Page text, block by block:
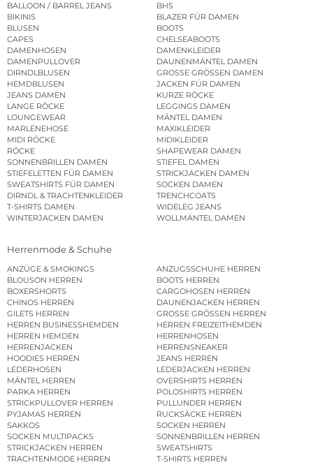
BALLOON / BARREL JEANS
BHS
BIKINIS
BLAZER FÜR DAMEN
BLUSEN
BOOTS
CAPES
CHELSEABOOTS
DAMENHOSEN
DAMENKLEIDER
DAMENPULLOVER
DAUNENMÄNTEL DAMEN
DIRNDLBLUSEN
GROSSE GRÖSSEN DAMEN
HEMDBLUSEN
JACKEN FÜR DAMEN
JEANS DAMEN
KURZE RÖCKE
LANGE RÖCKE
LEGGINGS DAMEN
LOUNGEWEAR
MÄNTEL DAMEN
MARLENEHOSE
MAXIKLEIDER
MIDI RÖCKE
MIDIKLEIDER
RÖCKE
SHAPEWEAR DAMEN
SONNENBRILLEN DAMEN
STIEFEL DAMEN
STIEFELETTEN FÜR DAMEN
STRICKJACKEN DAMEN
SWEATSHIRTS FÜR DAMEN
SOCKEN DAMEN
DIRNDL & TRACHTENKLEIDER
TRENCHCOATS
T-SHIRTS DAMEN
WIDELEG JEANS
WINTERJACKEN DAMEN
WOLLMÄNTEL DAMEN
Herrenmode & Schuhe
ANZÜGE & SMOKINGS
ANZUGSSCHUHE HERREN
BLOUSON HERREN
BOOTS HERREN
BOXERSHORTS
CARGOHOSEN HERREN
CHINOS HERREN
DAUNENJACKEN HERREN
GILETS HERREN
GROSSE GRÖSSEN HERREN
HERREN BUSINESSHEMDEN
HERREN FREIZEITHEMDEN
HERREN HEMDEN
HERRENHOSEN
HERRENJACKEN
HERRENSNEAKER
HOODIES HERREN
JEANS HERREN
LEDERHOSEN
LEDERJACKEN HERREN
MÄNTEL HERREN
OVERSHIRTS HERREN
PARKA HERREN
POLOSHIRTS HERREN
STRICKPULLOVER HERREN
PULLUNDER HERREN
PYJAMAS HERREN
RUCKSÄCKE HERREN
SAKKOS
SOCKEN HERREN
SOCKEN MULTIPACKS
SONNENBRILLEN HERREN
STRICKJACKEN HERREN
SWEATSHIRTS
TRACHTENMODE HERREN
T-SHIRTS HERREN